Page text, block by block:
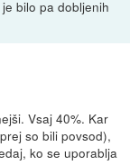
bilo pa dobljenih
Vsaj 40%. Kar
so bili povsod),
ko se uporablja